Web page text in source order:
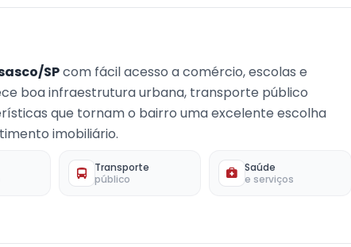
SPcom fácil acesso a comércio, escolas e
boa infraestrutura urbana, transporte público
que tornam o bairro uma excelente escolha
imobiliário.
Transporte
público
Saúde
e serviços